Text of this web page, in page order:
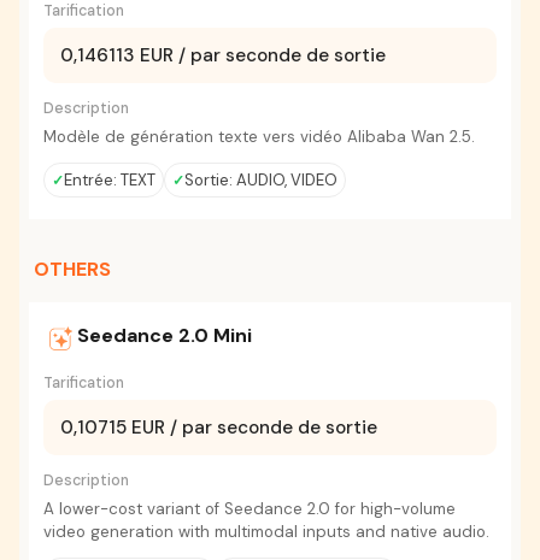
Tarification
0,146113 EUR / par seconde de sortie
Description
Modèle de génération texte vers vidéo Alibaba Wan 2.5.
Entrée: TEXT Sortie: AUDIO, VIDEO
OTHERS
Seedance 2.0 Mini
Tarification
0,10715 EUR / par seconde de sortie
Description
A lower-cost variant of Seedance 2.0 for high-volume
video generation with multimodal inputs and native audio.